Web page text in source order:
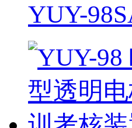
YUY-